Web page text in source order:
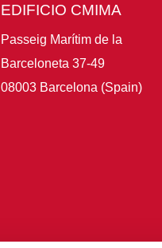
EDIFICIO CMIMA
Passeig Marítim de la
Barceloneta 37-49
08003 Barcelona (Spain)